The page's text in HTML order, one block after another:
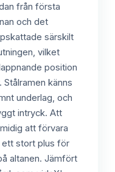
från första
och det
särskilt
vilket
position
känns
underlag, och
intryck. Att
att förvara
ett stort plus för
altanen. Jämfört